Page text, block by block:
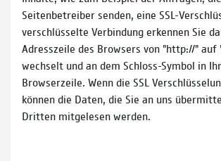
Seitenbetreiber senden, eine SSL-
verschlüsselte Verbindung erkennen Sie
Adresszeile des Browsers von "http://"
wechselt und an dem Schloss-Symbol in
Browserzeile. Wenn die SSL
können die Daten, die Sie an uns
Dritten mitgelesen werden.